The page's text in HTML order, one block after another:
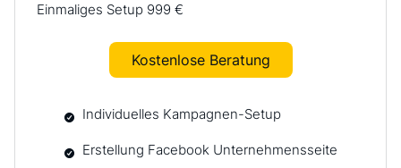
Einmaliges Setup 999 €
Kostenlose Beratung
Individuelles Kampagnen-Setup
Erstellung Facebook Unternehmensseite